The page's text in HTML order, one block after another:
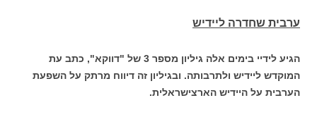
ערבית שחדרה ליידיש
הגיע לידיי בימים אלה גיליון מספר 3 של "דווקא", כתב עת
המוקדש ליידיש ולתרבותה. ובגיליון זה דיווח מרתק על השפעת
הערבית על היידיש הארצישראלית.